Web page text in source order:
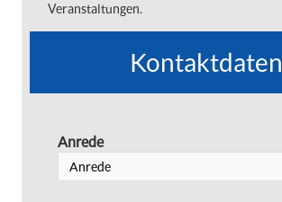
Veranstaltungen.
Kontaktdaten
Anrede